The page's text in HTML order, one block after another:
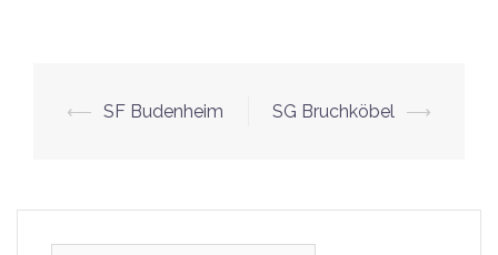
Beitrags-
⟵ SF Budenheim SG Bruchköbel ⟶